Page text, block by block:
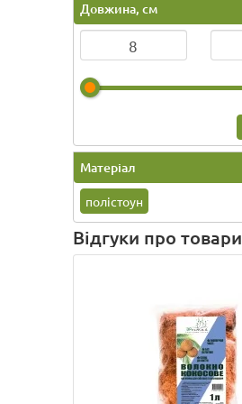
Довжина, см
Матеріал
полістоун
Відгуки про товари